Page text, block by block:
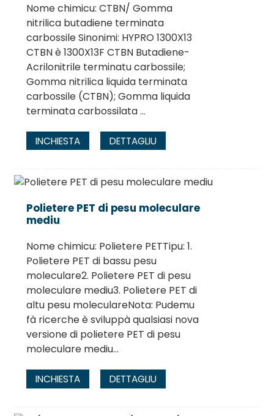
Nome chimicu: CTBN/ Gomma
nitrilica butadiene terminata
carbossile Sinonimi: HYPRO 1300X13
CTBN è 1300X13F CTBN Butadiene-
Acrilonitrile terminatu carbossile;
Gomma nitrilica liquida terminata
carbossile (CTBN); Gomma liquida
terminata carbossilata ...
INCHIESTA DETTAGLIU
Polietere PET di pesu moleculare
mediu
Nome chimicu: Polietere PETTipu: 1.
Polietere PET di bassu pesu
moleculare2. Polietere PET di pesu
moleculare mediu3. Polietere PET di
altu pesu moleculareNota: Pudemu
fà ricerche è sviluppà qualsiasi nova
versione di polietere PET di pesu
moleculare mediu...
INCHIESTA DETTAGLIU